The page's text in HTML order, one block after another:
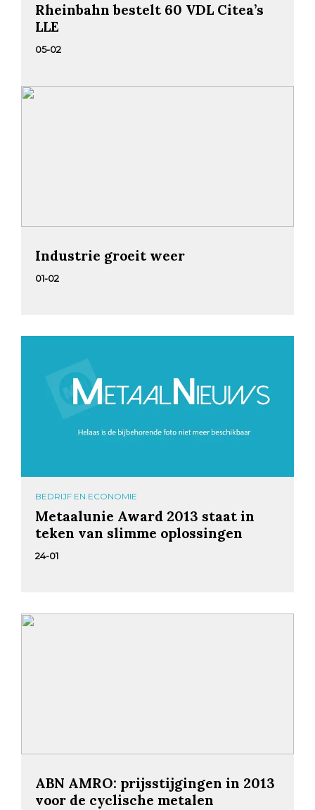
Rheinbahn bestelt 60 VDL Citea’s
LLE
05-02
Industrie groeit weer
01-02
BEDRIJF EN ECONOMIE
Metaalunie Award 2013 staat in
teken van slimme oplossingen
24-01
ABN AMRO: prijsstijgingen in 2013
voor de cyclische metalen